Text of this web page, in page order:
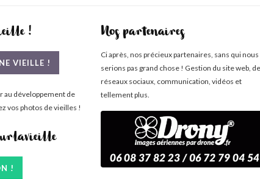
!
VIEILLE !
au développement de
vos photos de vieilles !
!
Nos partenaires
Ci après, nos précieux partenaires, sans qui
serions pas grand chose ! Gestion du site web,
réseaux sociaux, communication, vidéos et
tellement plus.